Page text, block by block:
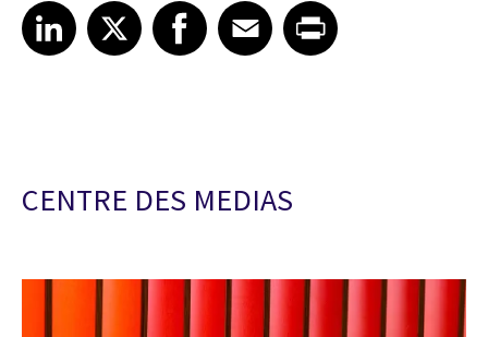
Share on LinkedIn
LinkedIn
Share on X Share on Facebook
Facebook
Share on EmailEmailShare on Print
CENTRE DES MEDIAS